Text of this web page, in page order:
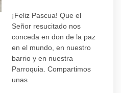
¡Feliz Pascua! Que el
Señor resucitado nos
conceda en don de la paz
en el mundo, en nuestro
barrio y en nuestra
Parroquia. Compartimos
unas